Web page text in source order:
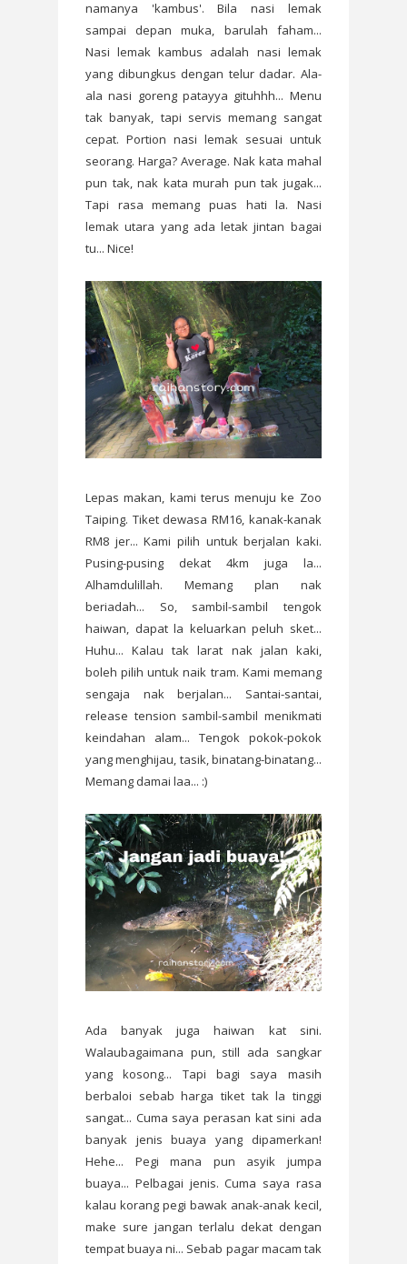
namanya 'kambus'. Bila nasi lemak
sampai depan muka, barulah faham...
Nasi lemak kambus adalah nasi lemak
yang dibungkus dengan telur dadar. Ala-
ala nasi goreng patayya gituhhh... Menu
tak banyak, tapi servis memang sangat
cepat. Portion nasi lemak sesuai untuk
seorang. Harga? Average. Nak kata mahal
pun tak, nak kata murah pun tak jugak...
Tapi rasa memang puas hati la. Nasi
lemak utara yang ada letak jintan bagai
tu... Nice!
Lepas makan, kami terus menuju ke Zoo
Taiping. Tiket dewasa RM16, kanak-kanak
RM8 jer... Kami pilih untuk berjalan kaki.
Pusing-pusing dekat 4km juga la...
Alhamdulillah. Memang plan nak
beriadah... So, sambil-sambil tengok
haiwan, dapat la keluarkan peluh sket...
Huhu... Kalau tak larat nak jalan kaki,
boleh pilih untuk naik tram. Kami memang
sengaja nak berjalan... Santai-santai,
release tension sambil-sambil menikmati
keindahan alam... Tengok pokok-pokok
yang menghijau, tasik, binatang-binatang...
Memang damai laa... :)
Ada banyak juga haiwan kat sini.
Walaubagaimana pun, still ada sangkar
yang kosong... Tapi bagi saya masih
berbaloi sebab harga tiket tak la tinggi
sangat... Cuma saya perasan kat sini ada
banyak jenis buaya yang dipamerkan!
Hehe... Pegi mana pun asyik jumpa
buaya... Pelbagai jenis. Cuma saya rasa
kalau korang pegi bawak anak-anak kecil,
make sure jangan terlalu dekat dengan
tempat buaya ni... Sebab pagar macam tak